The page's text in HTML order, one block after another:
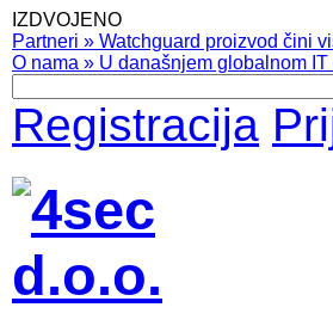
IZDVOJENO
Partneri » Watchguard proizvod čini
O nama » U današnjem globalnom
Registracija